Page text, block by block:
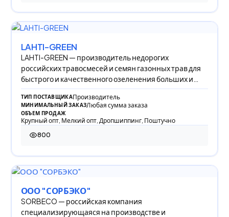
LAHTI-GREEN
LAHTI-GREEN — производитель недорогих
российских травосмесей и семян газонных трав для
быстрого и качественного озеленения больших и
маленьк
ТИП ПОСТАВЩИКАПроизводитель
МИНИМАЛЬНЫЙ ЗАКАЗЛюбая сумма заказа
ОБЪЕМ ПРОДАЖ
Крупный опт, Мелкий опт, Дропшиппинг, Поштучно
800
800 просмотров
ООО "СОРБЭКО"
SORBECO — российская компания
специализирующаяся на производстве и